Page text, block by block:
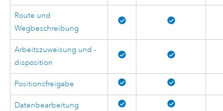
Route und
Wegbeschreibung
Arbeitszuweisung und -
disposition
Positionsfreigabe
Datenbearbeitung